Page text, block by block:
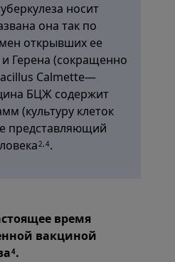
носит
она так по
открывших ее
Герена (сокращенно
Calmette—
БЦЖ содержит
(культуру клеток
представляющий
2,4.
время
вакциной
4.